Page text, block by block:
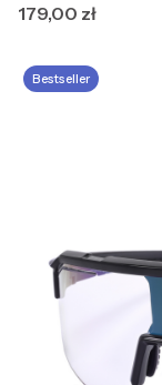
Cena
179,00 zł
Bestseller